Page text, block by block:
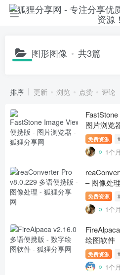
图形图像 共3篇
排序 更新 浏览 点赞 评论
图片浏览
免费资源
1个
– 图像处理
免费资源
1个
绘图软件
免费资源
1个